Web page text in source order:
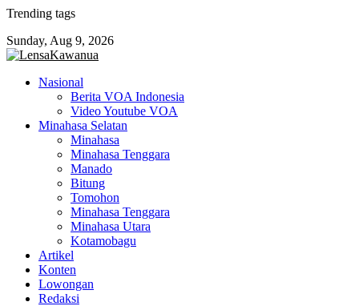
Skip
content
Trending tags
Sunday, Aug 9, 2026
Nasional
Berita VOA Indonesia
Video Youtube VOA
Minahasa Selatan
Minahasa
Minahasa Tenggara
Manado
Bitung
Tomohon
Minahasa Tenggara
Minahasa Utara
Kotamobagu
Artikel
Konten
Lowongan
Redaksi